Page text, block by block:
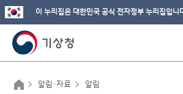
이 누리집은 대한민국 공식 전자정부 누리집입니
알림·자료 알림